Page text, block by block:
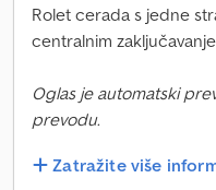
Rolet cerada s jedne
centralnim
Oglas je automatski
prevodu.
Zatražite više